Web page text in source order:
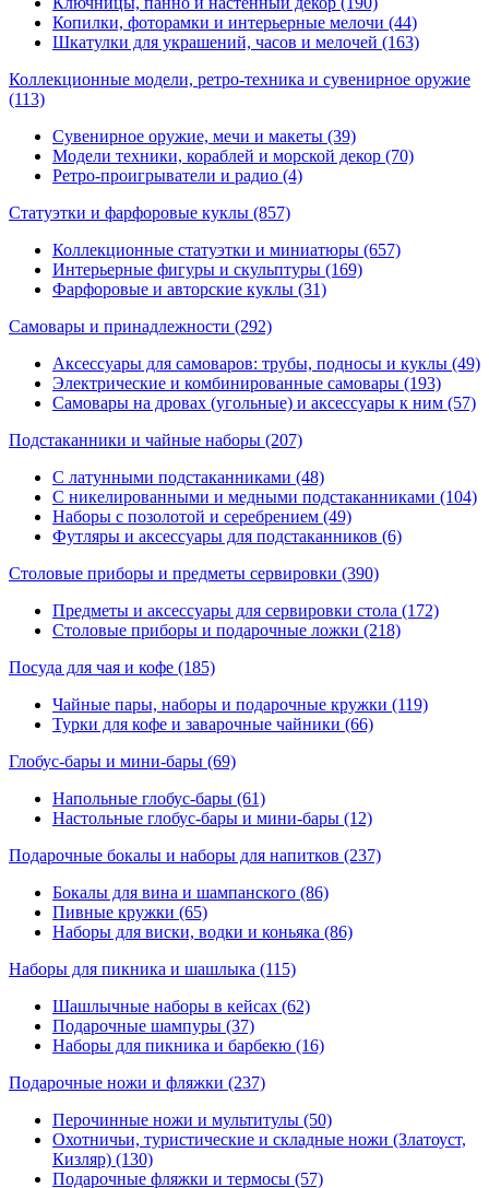
Копилки, фоторамки и интерьерные мелочи (44)
Шкатулки для украшений, часов и мелочей (163)
Коллекционные модели, ретро-техника и сувенирное оружие
(113)
Сувенирное оружие, мечи и макеты (39)
Модели техники, кораблей и морской декор (70)
Ретро-проигрыватели и радио (4)
Статуэтки и фарфоровые куклы (857)
Коллекционные статуэтки и миниатюры (657)
Интерьерные фигуры и скульптуры (169)
Фарфоровые и авторские куклы (31)
Самовары и принадлежности (292)
Аксессуары для самоваров: трубы, подносы и куклы (49)
Электрические и комбинированные самовары (193)
Самовары на дровах (угольные) и аксессуары к ним (57)
Подстаканники и чайные наборы (207)
С латунными подстаканниками (48)
С никелированными и медными подстаканниками (104)
Наборы с позолотой и серебрением (49)
Футляры и аксессуары для подстаканников (6)
Столовые приборы и предметы сервировки (390)
Предметы и аксессуары для сервировки стола (172)
Столовые приборы и подарочные ложки (218)
Посуда для чая и кофе (185)
Чайные пары, наборы и подарочные кружки (119)
Турки для кофе и заварочные чайники (66)
Глобус-бары и мини-бары (69)
Напольные глобус-бары (61)
Настольные глобус-бары и мини-бары (12)
Подарочные бокалы и наборы для напитков (237)
Бокалы для вина и шампанского (86)
Пивные кружки (65)
Наборы для виски, водки и коньяка (86)
Наборы для пикника и шашлыка (115)
Шашлычные наборы в кейсах (62)
Подарочные шампуры (37)
Наборы для пикника и барбекю (16)
Подарочные ножи и фляжки (237)
Перочинные ножи и мультитулы (50)
Охотничьи, туристические и складные ножи (Златоуст,
Кизляр) (130)
Подарочные фляжки и термосы (57)